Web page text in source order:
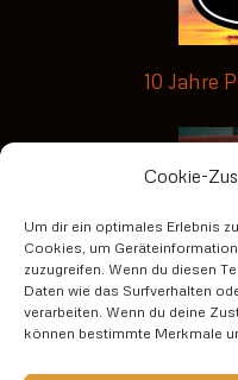
Cookie-
Um dir ein optimales Erlebnis
Cookies, um
zuzugreifen. Wenn du diesen
Daten wie das Surfverhalten
verarbeiten. Wenn du deine
können bestimmte Merkmale
10 Jahre
No